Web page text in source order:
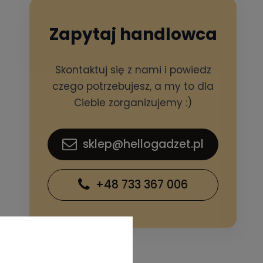
Zapytaj handlowca
Skontaktuj się z nami i powiedz
czego potrzebujesz, a my to dla
Ciebie zorganizujemy :)
sklep@hellogadzet.pl
+48 733 367 006